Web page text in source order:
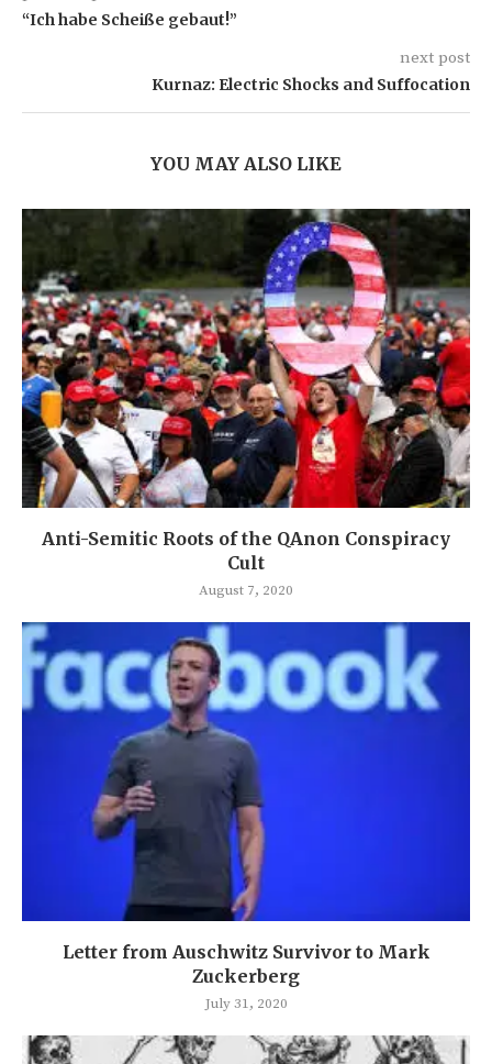
“Ich habe Scheiße gebaut!”
next post
Kurnaz: Electric Shocks and Suffocation
YOU MAY ALSO LIKE
Anti-Semitic Roots of the QAnon Conspiracy
Cult
August 7, 2020
Letter from Auschwitz Survivor to Mark
Zuckerberg
July 31, 2020